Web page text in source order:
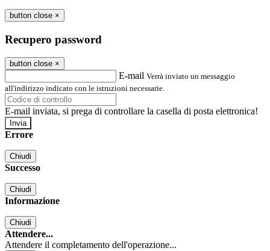
button close ×
Recupero password
button close ×
E-mail Verrà inviato un messaggio
all'indirizzo indicato con le istruzioni necessarie.
E-mail inviata, si prega di controllare la casella di posta elettronica!
Errore
Chiudi
Successo
Chiudi
Informazione
Chiudi
Attendere...
Attendere il completamento dell'operazione...